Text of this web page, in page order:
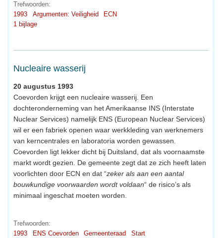
Trefwoorden:
1993
Argumenten: Veiligheid
ECN
1 bijlage
Nucleaire wasserij
20 augustus 1993
Coevorden krijgt een nucleaire wasserij. Een
dochteronderneming van het Amerikaanse INS (Interstate
Nuclear Services) namelijk ENS (European Nuclear Services)
wil er een fabriek openen waar werkkleding van werknemers
van kerncentrales en laboratoria worden gewassen.
Coevorden ligt lekker dicht bij Duitsland, dat als voornaamste
markt wordt gezien. De gemeente zegt dat ze zich heeft laten
voorlichten door ECN en dat “zeker als aan een aantal
bouwkundige voorwaarden wordt voldaan“ de risico’s als
minimaal ingeschat moeten worden.
Trefwoorden:
1993
ENS Coevorden Gemeenteraad Start